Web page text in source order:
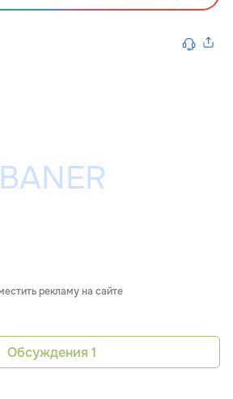
рекламу на сайте
Обсуждения 1